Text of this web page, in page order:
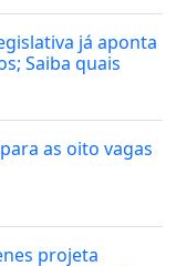
já aponta
Saiba quais
as oito vagas
projeta